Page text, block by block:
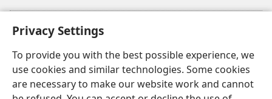
Privacy Settings
To provide you with the best possible experience, we
use cookies and similar technologies. Some cookies
are necessary to make our website work and cannot
new
ÀKÁ ÌWÉ ORÍ ÍŃTÁNẸ́Ẹ̀TÌ TI Watchtower™
(opens
window)JW Hub
(opens
new
window)JW Library